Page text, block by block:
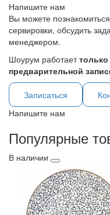
Напишите нам
Вы можете
сервировки, обсудить
менеджером.
Шоурум работает
предварительной
Записаться
Напишите нам
Популярные
В наличии